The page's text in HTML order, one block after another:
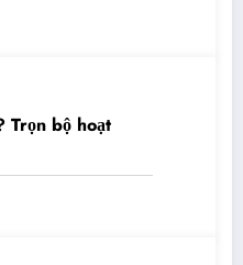
Trọn bộ hoạt